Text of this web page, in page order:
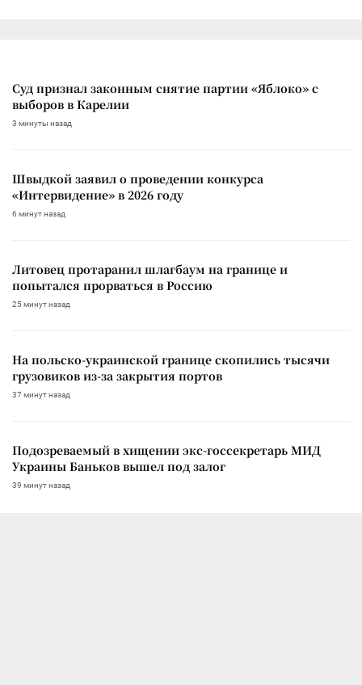
Суд признал законным снятие партии «Яблоко» с
выборов в Карелии
3 минуты назад
Швыдкой заявил о проведении конкурса
«Интервидение» в 2026 году
6 минут назад
Литовец протаранил шлагбаум на границе и
попытался прорваться в Россию
25 минут назад
На польско-украинской границе скопились тысячи
грузовиков из-за закрытия портов
37 минут назад
Подозреваемый в хищении экс-госсекретарь МИД
Украины Баньков вышел под залог
39 минут назад